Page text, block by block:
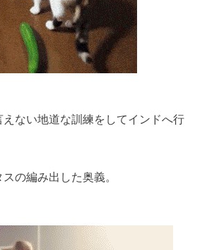
えない地道な訓練をしてインドへ行
の編み出した奥義。